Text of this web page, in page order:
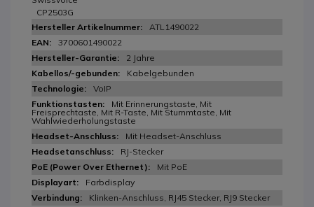
CP2503G
ATL1490022
3700601490022
2 Jahre
Kabelgebunden
VoIP
Mit Erinnerungstaste, Mit
Freisprechtaste, Mit R-Taste, Mit Stummtaste, Mit
Wahlwiederholungstaste
Mit Headset-Anschluss
RJ-Stecker
Mit PoE
Farbdisplay
Klinken-Anschluss, RJ45 Stecker, RJ9 Stecker